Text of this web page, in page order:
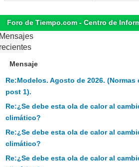
Foro de Tiempo.com - Centro de
Mensaje
Re:Modelos. Agosto de 2026. (Normas
post 1).
Re:¿Se debe esta ola de calor al
climático?
Re:¿Se debe esta ola de calor al
climático?
Re:¿Se debe esta ola de calor al